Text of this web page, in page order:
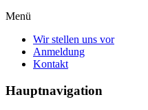
Menü
Wir stellen uns vor
Anmeldung
Kontakt
Hauptnavigation